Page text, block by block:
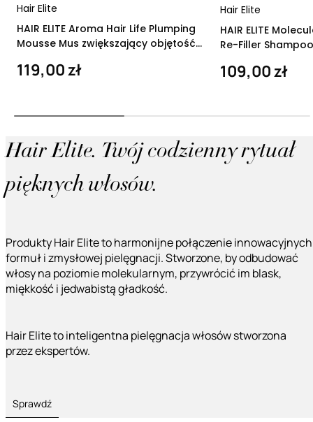
Hair Elite
HAIR ELITE Aroma Hair Life Plumping
Mousse Mus zwiększający objętość
119,00 zł
Hair Elite
HAIR ELITE
Re-Filler
109,00 zł
Hair Elite. Twój codzienny rytuał
pięknych włosów.
Produkty Hair Elite to harmonijne połączenie innowacyjnych
formuł i zmysłowej pielęgnacji. Stworzone, by odbudować
włosy na poziomie molekularnym, przywrócić im blask,
miękkość i jedwabistą gładkość.
Hair Elite to inteligentna pielęgnacja włosów stworzona
przez ekspertów.
Sprawdź